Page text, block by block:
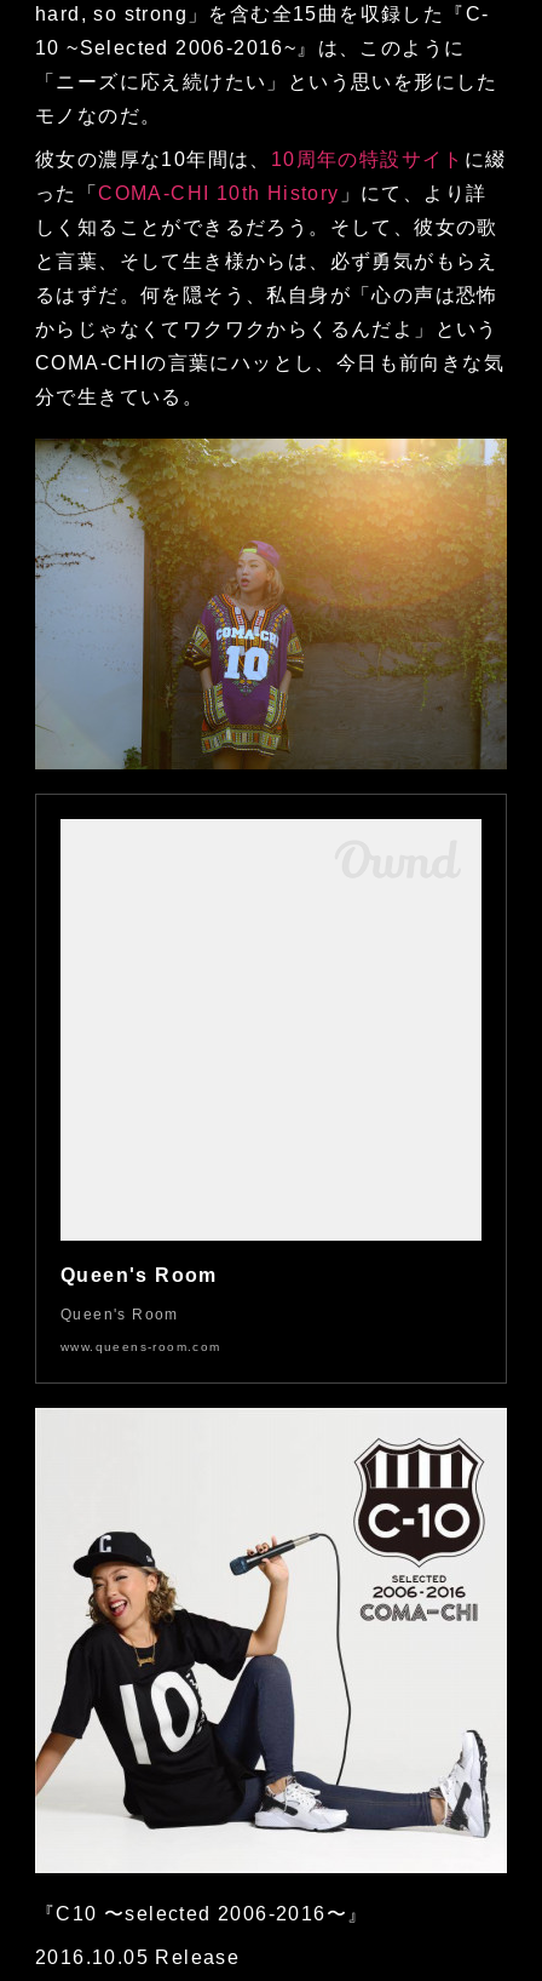
hard, so strong」を含む全15曲を収録した『C-
10 ~Selected 2006-2016~』は、このように
「ニーズに応え続けたい」という思いを形にした
モノなのだ。
彼女の濃厚な10年間は、 10周年の特設サイト に綴
った「COMA-CHI 10th History 」にて、より詳
しく知ることができるだろう。そして、彼女の歌
と言葉、そして生き様からは、必ず勇気がもらえ
るはずだ。何を隠そう、私自身が「心の声は恐怖
からじゃなくてワクワクからくるんだよ」という
COMA-CHIの言葉にハッとし、今日も前向きな気
分で生きている。
Queen's Room
Queen's Room
www.queens-room.com
『C10 〜selected 2006-2016〜』
2016.10.05 Release